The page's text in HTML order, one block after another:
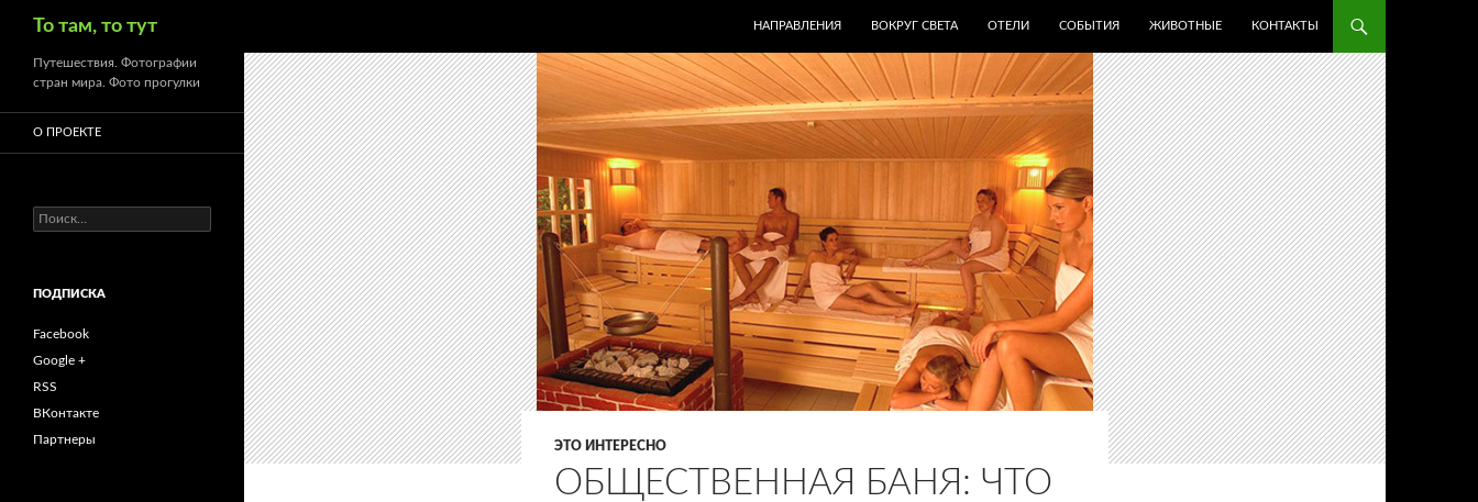
То там, то тут
НАПРАВЛЕНИЯ
ВОКРУГ СВЕТА ОТЕЛИ СОБЫТИЯ ЖИВОТНЫЕ КОНТАКТЫ
ЭТО ИНТЕРЕСНО
ОБЩЕСТВЕННАЯ БАНЯ: ЧТО
Путешествия. Фотографии
стран мира. Фото прогулки
О ПРОЕКТЕ
Найти:
ПОДПИСКА
Facebook
Google +
RSS
ВКонтакте
Партнеры